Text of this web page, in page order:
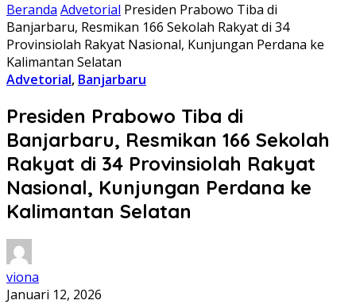
Beranda Advetorial Presiden Prabowo Tiba di
Banjarbaru, Resmikan 166 Sekolah Rakyat di 34
Provinsiolah Rakyat Nasional, Kunjungan Perdana ke
Kalimantan Selatan
Advetorial, Banjarbaru
Presiden Prabowo Tiba di
Banjarbaru, Resmikan 166 Sekolah
Rakyat di 34 Provinsiolah Rakyat
Nasional, Kunjungan Perdana ke
Kalimantan Selatan
viona
Januari 12, 2026